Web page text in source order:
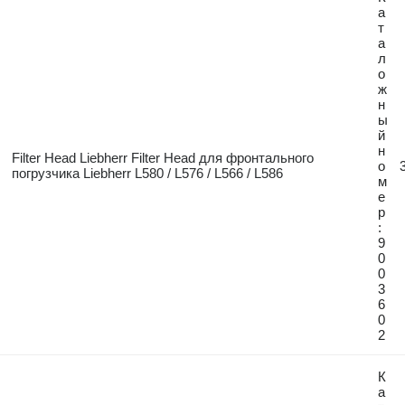
Filter Head Liebherr Filter Head для фронтального
погрузчика Liebherr L580 / L576 / L566 / L586
а
т
а
л
о
ж
н
ы
й
н
о
м
е
р
:
9
0
0
3
6
0
2
К
а